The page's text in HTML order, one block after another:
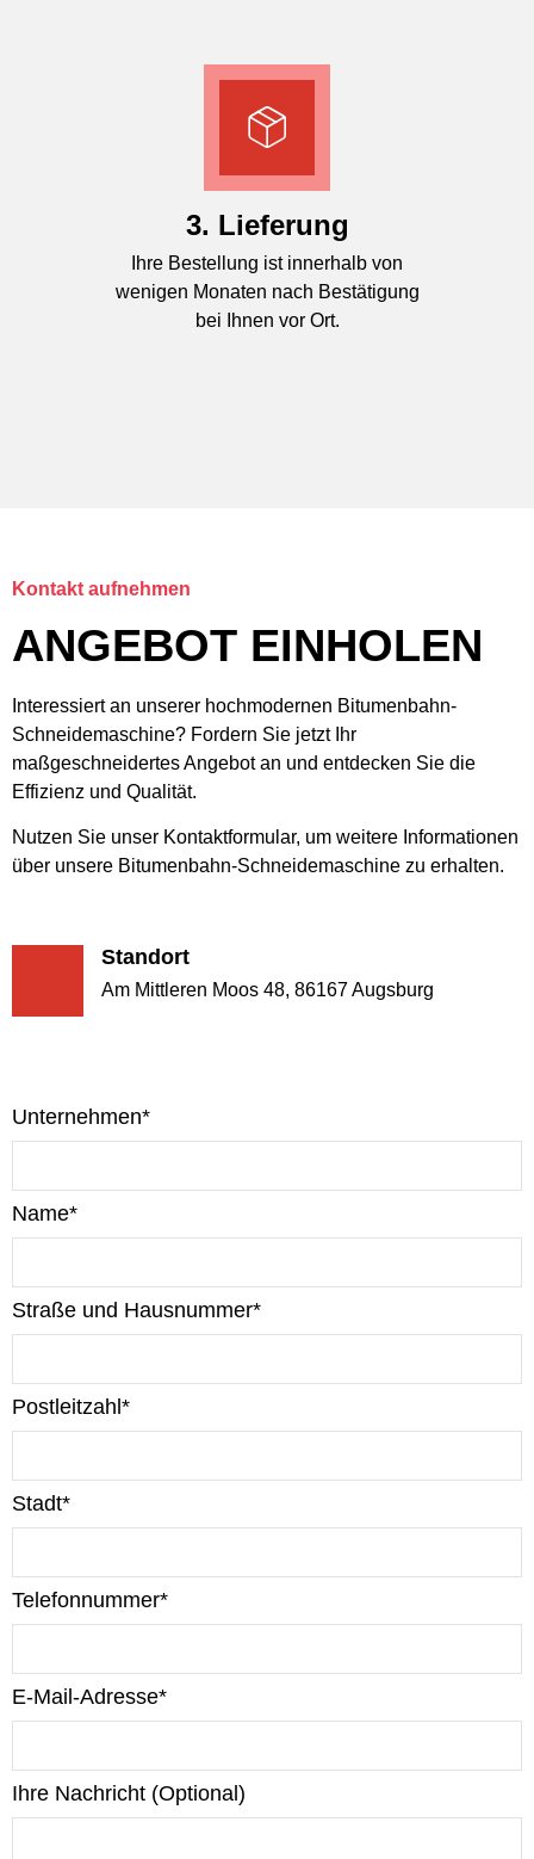
3. Lieferung
Ihre Bestellung ist innerhalb von
wenigen Monaten nach Bestätigung
bei Ihnen vor Ort.
Kontakt aufnehmen
ANGEBOT EINHOLEN
Interessiert an unserer hochmodernen Bitumenbahn-
Schneidemaschine? Fordern Sie jetzt Ihr
maßgeschneidertes Angebot an und entdecken Sie die
Effizienz und Qualität.
Nutzen Sie unser Kontaktformular, um weitere Informationen
über unsere Bitumenbahn-Schneidemaschine zu erhalten.
Standort
‍Am Mittleren Moos 48, 86167 Augsburg
Unternehmen*
Name*
Straße und Hausnummer*
Postleitzahl*
Stadt*
Telefonnummer*
E-Mail-Adresse*
Ihre Nachricht (Optional)